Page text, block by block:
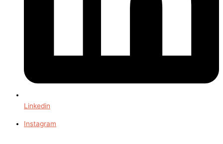
Linkedin
Instagram